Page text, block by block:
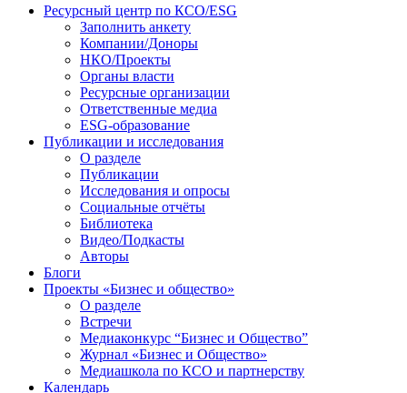
Ресурсный центр по КСО/ESG
Заполнить анкету
Компании/Доноры
НКО/Проекты
Органы власти
Ресурсные организации
Ответственные медиа
ESG-образование
Публикации и исследования
О разделе
Публикации
Исследования и опросы
Социальные отчёты
Библиотека
Видео/Подкасты
Авторы
Блоги
Проекты «Бизнес и общество»
О разделе
Встречи
Медиаконкурс “Бизнес и Общество”
Журнал «Бизнес и Общество»
Медиашкола по КСО и партнерству
Календарь